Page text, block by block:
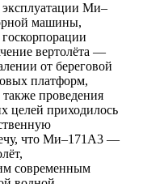
Ми–
машины,
вертолёта —
от береговой
платформ,
также проведения
целей приходилось
что Ми–171А3 —
современным